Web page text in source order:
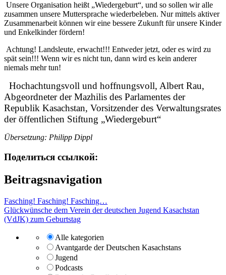
Unsere Organisation heißt „Wiedergeburt“, und so sollen wir alle
zusammen unsere Muttersprache wiederbeleben. Nur mittels aktiver
Zusammenarbeit können wir eine bessere Zukunft für unsere Kinder
und Enkelkinder fördern!
Achtung! Landsleute, erwacht!!! Entweder jetzt, oder es wird zu
spät sein!!! Wenn wir es nicht tun, dann wird es kein anderer
niemals mehr tun!
Hochachtungsvoll und hoffnungsvoll, Albert Rau,
Abgeordneter der Mazhilis des Parlamentes der
Republik Kasachstan, Vorsitzender des Verwaltungsrates
der öffentlichen Stiftung „Wiedergeburt“
Übersetzung: Philipp Dippl
Поделиться ссылкой:
Beitragsnavigation
Fasching! Fasching! Fasching…
Glückwünsche dem Verein der deutschen Jugend Kasachstan
(VdJK) zum Geburtstag
Alle kategorien
Avantgarde der Deutschen Kasachstans
Jugend
Podcasts